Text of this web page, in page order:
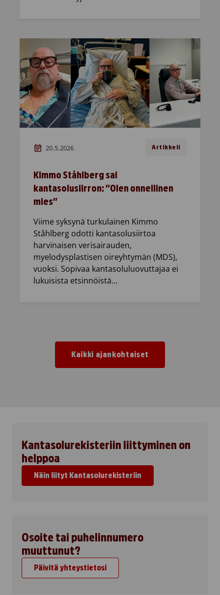
20.5.2026 Artikkeli
Kimmo Ståhlberg sai
kantasolusiirron: ”Olen onnellinen
mies”
Viime syksynä turkulainen Kimmo
Ståhlberg odotti kantasolusiirtoa
harvinaisen verisairauden,
myelodysplastisen oireyhtymän (MDS),
vuoksi. Sopivaa kantasoluluovuttajaa ei
lukuisista etsinnöistä…
Kaikki ajankohtaiset
Kantasolurekisteriin liittyminen on
helppoa
Näin liityt Kantasolurekisteriin
Osoite tai puhelinnumero
muuttunut?
Päivitä yhteystietosi